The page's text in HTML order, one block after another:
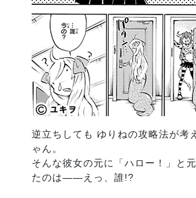
逆立ちしても ゆりねの攻略法が考
ゃん。
そんな彼女の元に「ハロー！」と
たのは――えっ、誰!?